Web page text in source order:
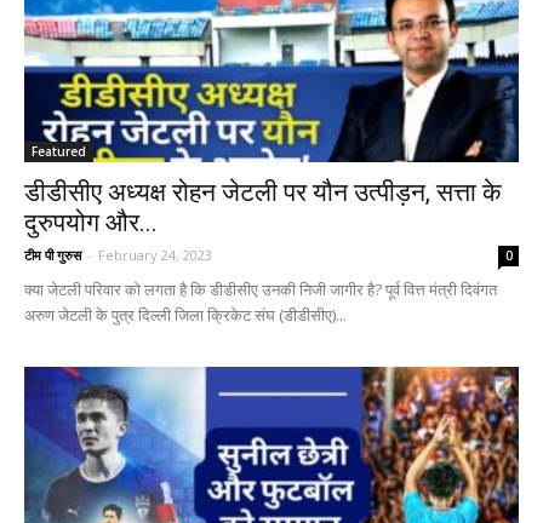
Featured
डीडीसीए अध्यक्ष रोहन जेटली पर यौन उत्पीड़न, सत्ता के
दुरुपयोग और...
टीम पी गुरुस - February 24, 2023 0
क्या जेटली परिवार को लगता है कि डीडीसीए उनकी निजी जागीर है? पूर्व वित्त मंत्री दिवंगत
अरुण जेटली के पुत्र दिल्ली जिला क्रिकेट संघ (डीडीसीए)...